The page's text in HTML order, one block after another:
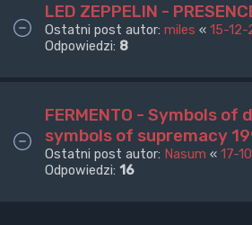
LED ZEPPELIN -
Ostatni post autor: miles « 15-12-
Odpowiedzi: 8
FERMENTO - Symbols of
symbols of supremacy
Ostatni post autor: Nasum « 17-
Odpowiedzi: 16